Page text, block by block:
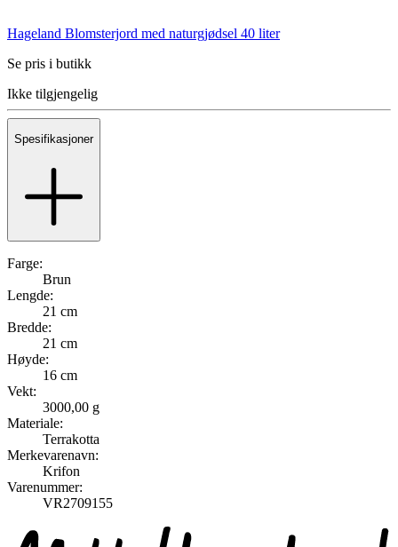
Hageland Blomsterjord med naturgjødsel 40 liter
Se pris i butikk
Ikke tilgjengelig
Spesifikasjoner
Farge:
Brun
Lengde:
21 cm
Bredde:
21 cm
Høyde:
16 cm
Vekt:
3000,00 g
Materiale:
Terrakotta
Merkevarenavn:
Krifon
Varenummer:
VR2709155